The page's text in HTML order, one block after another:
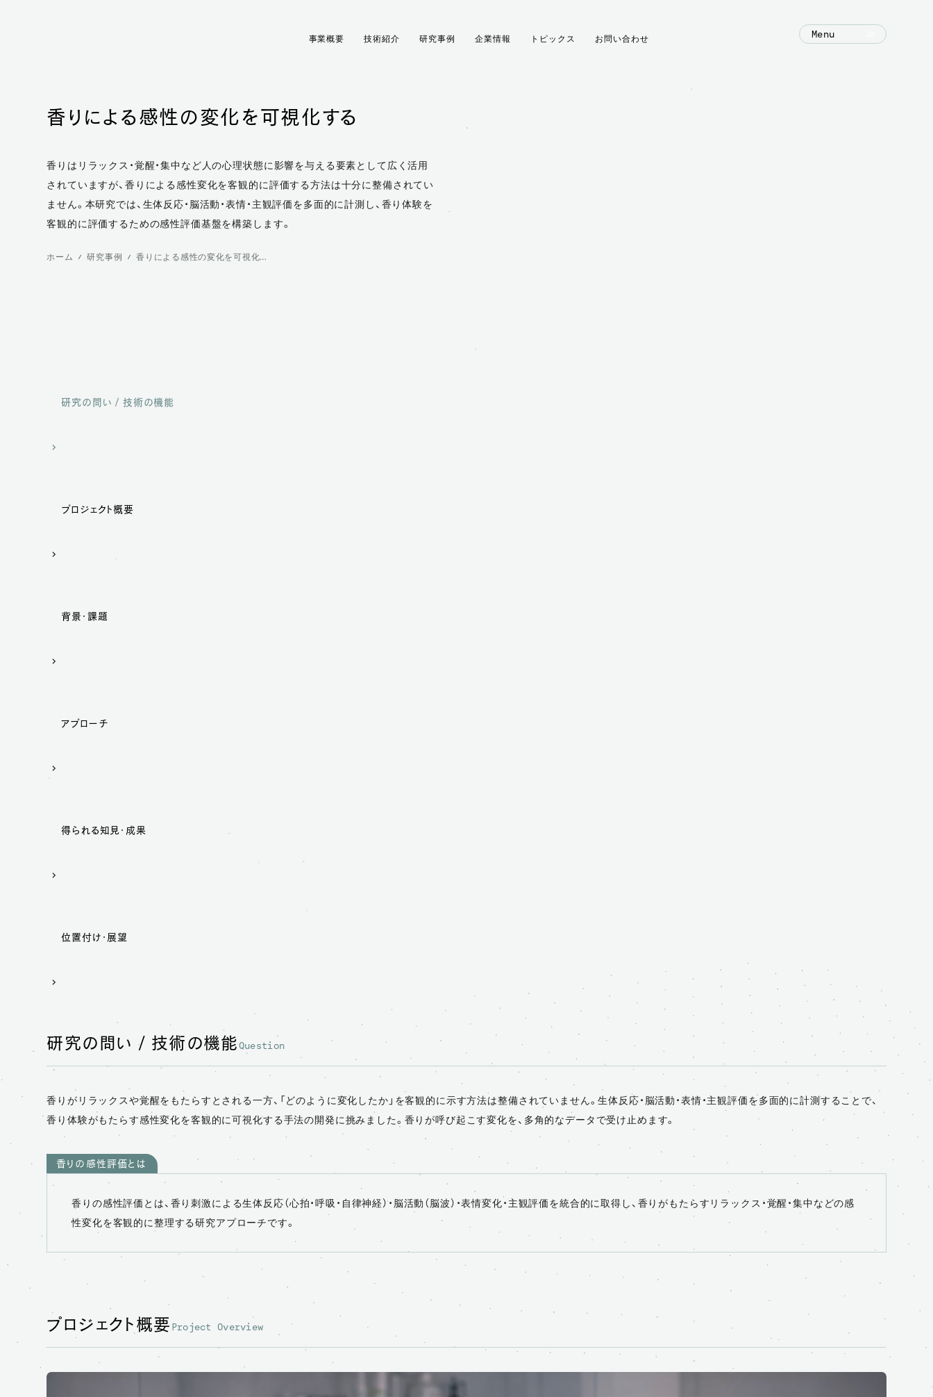
事業概要 技術紹介 研究事例 企業情報 トピックス お問い合わせ Menu
香りによる感性の変化を可視化する
香りはリラックス・覚醒・集中など人の心理状態に影響を与える要素として広く活用
されていますが、香りによる感性変化を客観的に評価する方法は十分に整備されてい
ません。本研究では、生体反応・脳活動・表情・主観評価を多面的に計測し、香り体験を
客観的に評価するための感性評価基盤を構築します。
ホーム 研究事例 香りによる感性の変化を可視化する
研究の問い / 技術の機能
プロジェクト概要
背景・課題
アプローチ
得られる知見・成果
位置付け・展望
研究の問い / 技術の機能Question
香りがリラックスや覚醒をもたらすとされる一方、「どのように変化したか」を客観的に示す方法は整備されていません。生体反応・脳活動・表情・主観評価を多面的に計測することで、
香り体験がもたらす感性変化を客観的に可視化する手法の開発に挑みました。香りが呼び起こす変化を、多角的なデータで受け止めます。
香りの感性評価とは
香りの感性評価とは、香り刺激による生体反応（心拍・呼吸・自律神経）・脳活動（脳波）・表情変化・主観評価を統合的に取得し、香りがもたらすリラックス・覚醒・集中などの感
性変化を客観的に整理する研究アプローチです。
プロジェクト概要 Project Overview